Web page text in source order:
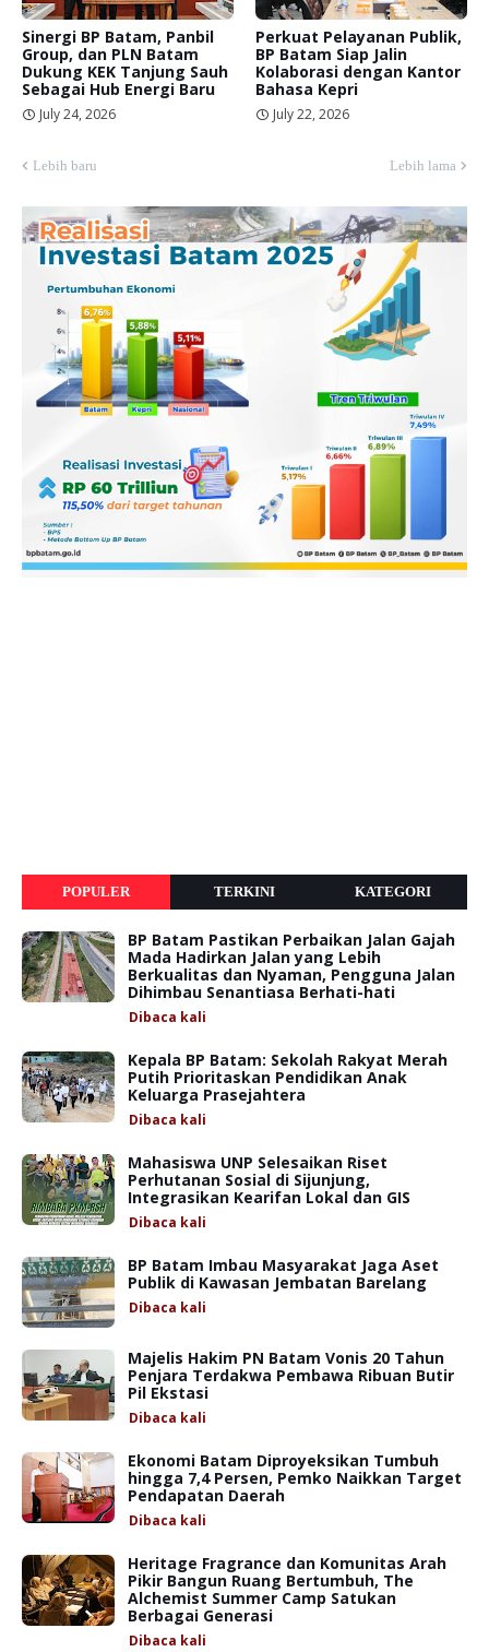
Sinergi BP Batam, Panbil
Group, dan PLN Batam
Dukung KEK Tanjung Sauh
Sebagai Hub Energi Baru
July 24, 2026
Perkuat Pelayanan Publik,
BP Batam Siap Jalin
Kolaborasi dengan Kantor
Bahasa Kepri
July 22, 2026
Lebih baru Lebih lama
POPULER TERKINI KATEGORI
BP Batam Pastikan Perbaikan Jalan Gajah
Mada Hadirkan Jalan yang Lebih
Berkualitas dan Nyaman, Pengguna Jalan
Dihimbau Senantiasa Berhati-hati
Dibaca kali
Kepala BP Batam: Sekolah Rakyat Merah
Putih Prioritaskan Pendidikan Anak
Keluarga Prasejahtera
Dibaca kali
Mahasiswa UNP Selesaikan Riset
Perhutanan Sosial di Sijunjung,
Integrasikan Kearifan Lokal dan GIS
Dibaca kali
BP Batam Imbau Masyarakat Jaga Aset
Publik di Kawasan Jembatan Barelang
Dibaca kali
Majelis Hakim PN Batam Vonis 20 Tahun
Penjara Terdakwa Pembawa Ribuan Butir
Pil Ekstasi
Dibaca kali
Ekonomi Batam Diproyeksikan Tumbuh
hingga 7,4 Persen, Pemko Naikkan Target
Pendapatan Daerah
Dibaca kali
Heritage Fragrance dan Komunitas Arah
Pikir Bangun Ruang Bertumbuh, The
Alchemist Summer Camp Satukan
Berbagai Generasi
Dibaca kali